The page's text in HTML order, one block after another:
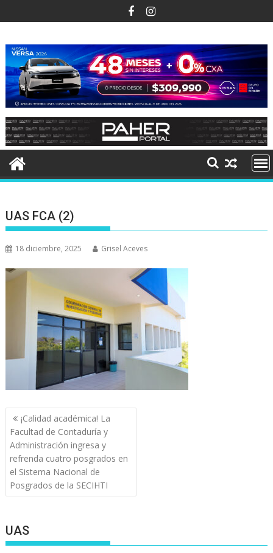
al
UAS FCA (2)
18 diciembre, 2025 Grisel Aceves
Navegación
de
entradas
¡Calidad académica! La
Facultad de Contaduría y
Administración ingresa y
refrenda cuatro posgrados en
el Sistema Nacional de
Posgrados de la SECIHTI
UAS